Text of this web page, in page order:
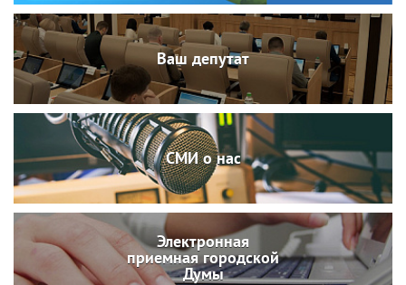
Ваш депутат
СМИ о нас
Электронная
приемная городской
Думы